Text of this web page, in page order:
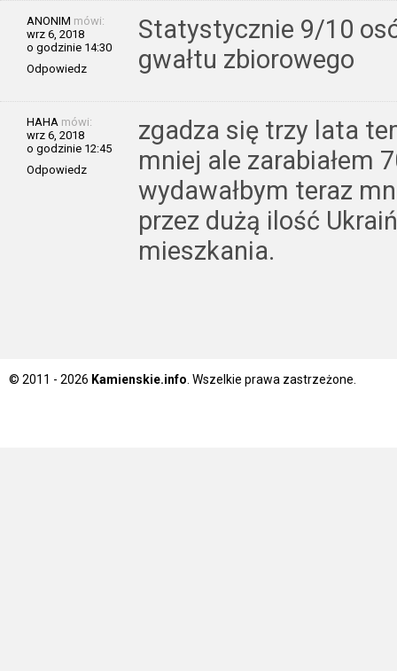
ANONIM mówi:
wrz 6, 2018
o godzinie 14:30
Odpowiedz
Statystycznie 9/10
gwałtu zbiorowego
HAHA mówi:
wrz 6, 2018
o godzinie 12:45
Odpowiedz
zgadza się trzy lata
mniej ale zarabiałem
wydawałbym teraz
przez dużą ilość
mieszkania.
© 2011 - 2026 Kamienskie.info . Wszelkie prawa zastrzeżone.